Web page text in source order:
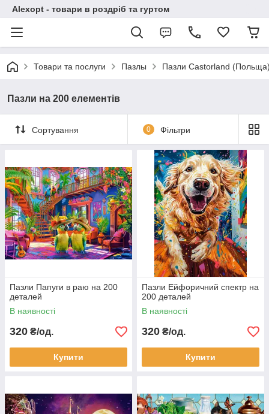
Alexopt - товари в роздріб та гуртом
Товари та послуги Пазлы Пазли Castorland
Пазли на 200 елементів
Сортування 0 Фільтри
Пазли Папуги в раю на 200
деталей
В наявності
320 ₴/од.
Купити
Пазли Ейфоричний спектр на
200 деталей
В наявності
320 ₴/од.
Купити